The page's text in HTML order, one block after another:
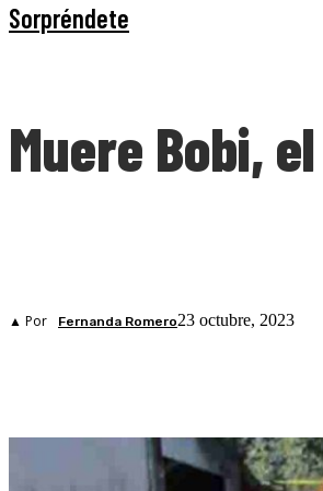
Sorpréndete
Muere Bobi,
▲ Por Fernanda Romero23 octubre, 2023